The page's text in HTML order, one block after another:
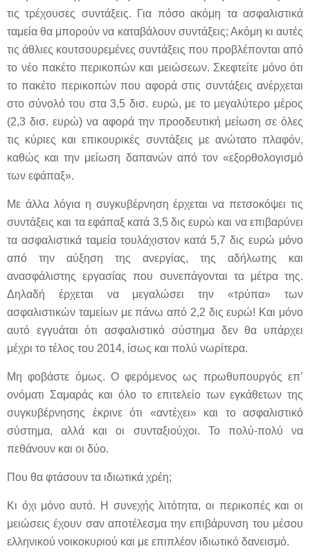
τις τρέχουσες συντάξεις. Για πόσο ακόμη τα ασφαλιστικά
ταμεία θα μπορούν να καταβάλουν συντάξεις; Ακόμη κι αυτές
τις άθλιες κουτσουρεμένες συντάξεις που προβλέπονται από
το νέο πακέτο περικοπών και μειώσεων. Σκεφτείτε μόνο ότι
το πακέτο περικοπών που αφορά στις συντάξεις ανέρχεται
στο σύνολό του στα 3,5 δισ. ευρώ, με το μεγαλύτερο μέρος
(2,3 δισ. ευρώ) να αφορά την προοδευτική μείωση σε όλες
τις κύριες και επικουρικές συντάξεις με ανώτατο πλαφόν,
καθώς και την μείωση δαπανών από τον «εξορθολογισμό
των εφάπαξ».
Με άλλα λόγια η συγκυβέρνηση έρχεται να πετσοκόψει τις
συντάξεις και τα εφάπαξ κατά 3,5 δις ευρώ και να επιβαρύνει
τα ασφαλιστικά ταμεία τουλάχιστον κατά 5,7 δις ευρώ μόνο
από την αύξηση της ανεργίας, της αδήλωτης και
ανασφάλιστης εργασίας που συνεπάγονται τα μέτρα της.
Δηλαδή έρχεται να μεγαλώσει την «τρύπα» των
ασφαλιστικών ταμείων με πάνω από 2,2 δις ευρώ! Και μόνο
αυτό εγγυάται ότι ασφαλιστικό σύστημα δεν θα υπάρχει
μέχρι το τέλος του 2014, ίσως και πολύ νωρίτερα.
Μη φοβάστε όμως. Ο φερόμενος ως πρωθυπουργός επ’
ονόματι Σαμαράς και όλο το επιτελείο των εγκάθετων της
συγκυβέρνησης έκρινε ότι «αντέχει» και το ασφαλιστικό
σύστημα, αλλά και οι συνταξιούχοι. Το πολύ-πολύ να
πεθάνουν και οι δύο.
Που θα φτάσουν τα ιδιωτικά χρέη;
Κι όχι μόνο αυτό. Η συνεχής λιτότητα, οι περικοπές και οι
μειώσεις έχουν σαν αποτέλεσμα την επιβάρυνση του μέσου
ελληνικού νοικοκυριού και με επιπλέον ιδιωτικό δανεισμό.